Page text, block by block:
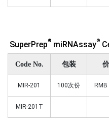
SuperPrep® miRNAssay®
Code No. 包装
MIR-201 100次份
MIR-201T